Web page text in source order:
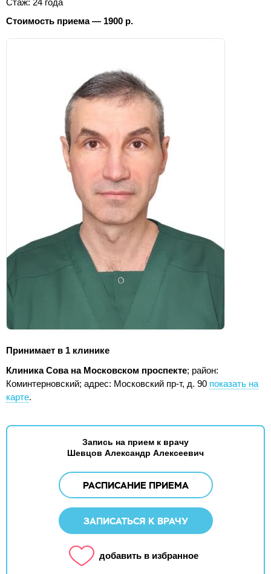
Стаж: 24 года
Стоимость приема — 1900 р.
Принимает в 1 клинике
Клиника Сова на Московском проспекте; район:
Коминтерновский; адрес: Московский пр-т, д. 90 показать на
карте.
Запись на прием к врачу
Шевцов Александр Алексеевич
РАСПИСАНИЕ ПРИЕМА
ЗАПИСАТЬСЯ К ВРАЧУ
добавить в избранное